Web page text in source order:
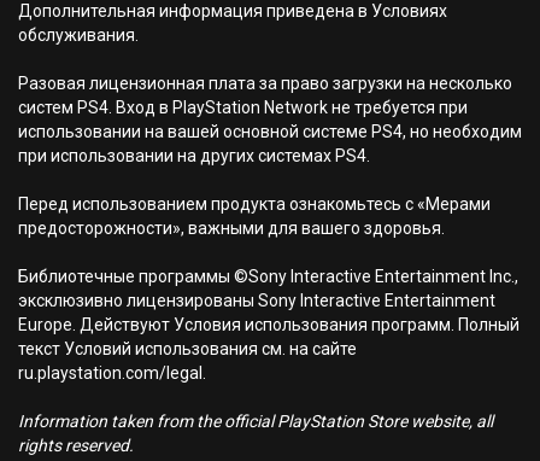
Дополнительная информация приведена в Условиях
обслуживания.
Разовая лицензионная плата за право загрузки на несколько
систем PS4. Вход в PlayStation Network не требуется при
использовании на вашей основной системе PS4, но необходим
при использовании на других системах PS4.
Перед использованием продукта ознакомьтесь с «Мерами
предосторожности», важными для вашего здоровья.
Библиотечные программы ©Sony Interactive Entertainment Inc.,
эксклюзивно лицензированы Sony Interactive Entertainment
Europe. Действуют Условия использования программ. Полный
текст Условий использования см. на сайте
ru.playstation.com/legal.
Information taken from the official PlayStation Store website, all
rights reserved.